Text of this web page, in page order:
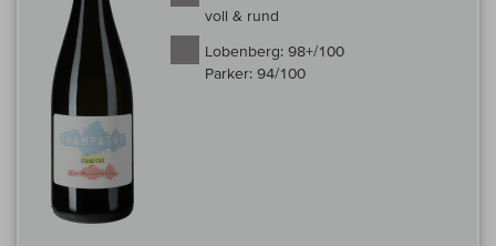
voll & rund
Lobenberg: 98+/100
Parker: 94/100